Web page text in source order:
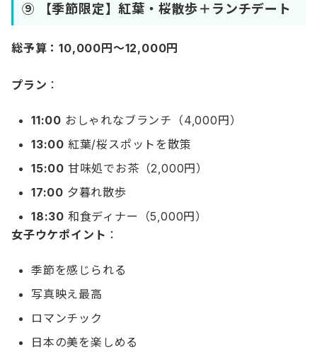
⑨ 【季節限定】紅葉・桜散歩＋ランチデート
総予算：10,000円〜12,000円
プラン ：
11:00 おしゃれなブランチ（4,000円）
13:00 紅葉/桜スポットを散策
15:00 甘味処でお茶（2,000円）
17:00 夕暮れ散歩
18:30 和食ディナー（5,000円）
女子ウケポイント ：
季節を感じられる
写真映え最高
ロマンチック
日本の美を楽しめる